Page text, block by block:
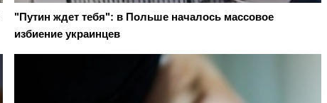
"Путин ждет тебя": в Польше началось массовое
избиение украинцев